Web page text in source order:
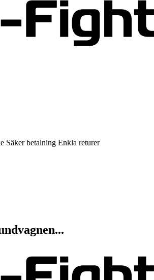
Säker betalning Enkla returer